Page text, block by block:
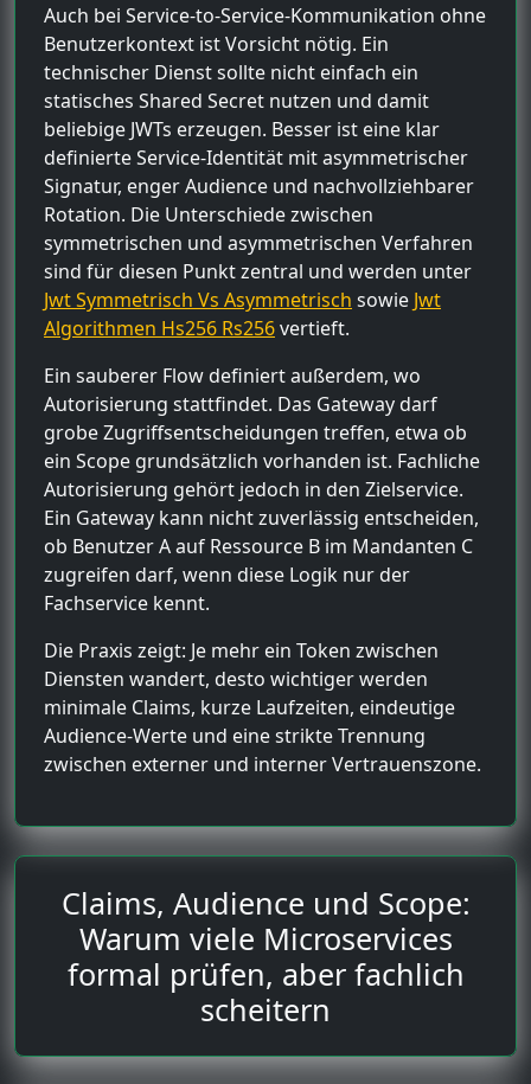
Auch bei Service-to-Service-Kommunikation ohne
Benutzerkontext ist Vorsicht nötig. Ein
technischer Dienst sollte nicht einfach ein
statisches Shared Secret nutzen und damit
beliebige JWTs erzeugen. Besser ist eine klar
definierte Service-Identität mit asymmetrischer
Signatur, enger Audience und nachvollziehbarer
Rotation. Die Unterschiede zwischen
symmetrischen und asymmetrischen Verfahren
sind für diesen Punkt zentral und werden unter
Jwt Symmetrisch Vs Asymmetrisch sowie Jwt
Algorithmen Hs256 Rs256vertieft.
Ein sauberer Flow definiert außerdem, wo
Autorisierung stattfindet. Das Gateway darf
grobe Zugriffsentscheidungen treffen, etwa ob
ein Scope grundsätzlich vorhanden ist. Fachliche
Autorisierung gehört jedoch in den Zielservice.
Ein Gateway kann nicht zuverlässig entscheiden,
ob Benutzer A auf Ressource B im Mandanten C
zugreifen darf, wenn diese Logik nur der
Fachservice kennt.
Die Praxis zeigt: Je mehr ein Token zwischen
Diensten wandert, desto wichtiger werden
minimale Claims, kurze Laufzeiten, eindeutige
Audience-Werte und eine strikte Trennung
zwischen externer und interner Vertrauenszone.
Claims, Audience und Scope:
Warum viele Microservices
formal prüfen, aber fachlich
scheitern